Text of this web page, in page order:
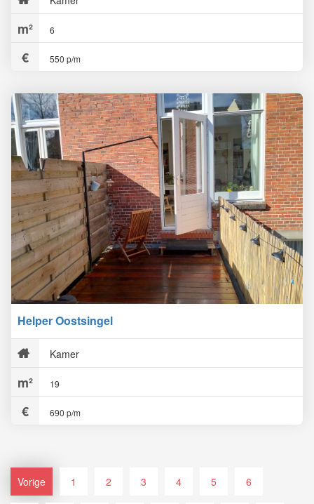
6
550 p/m
Helper Oostsingel
Kamer
19
690 p/m
Vorige 1 2 3 4 5 6